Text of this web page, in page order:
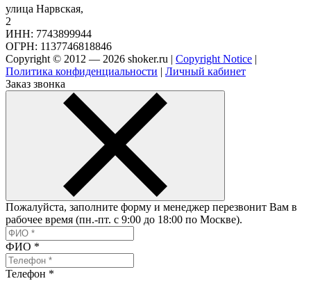
улица Нарвская,
2
ИНН: 7743899944
ОГРН: 1137746818846
Copyright © 2012 — 2026 shoker.ru | Copyright Notice |
Политика конфиденциальности | Личный кабинет
Заказ звонка
Пожалуйста, заполните форму и менеджер перезвонит Вам в
рабочее время (пн.-пт. с 9:00 до 18:00 по Москве).
ФИО *
Телефон *